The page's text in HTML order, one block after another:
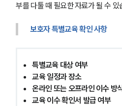
부를 다툴 때 필요한 자료가 될 수 있
보호자 특별교육 확인 사항
특별교육 대상 여부
교육 일정과 장소
온라인 또는 오프라인 이수 방
교육 이수 확인서 발급 여부